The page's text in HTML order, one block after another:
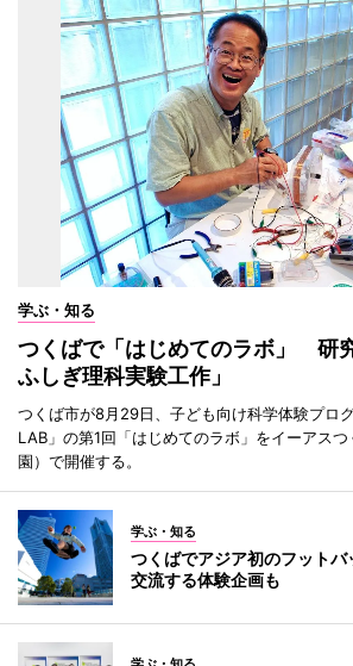
学ぶ・知る
つくばで「はじめてのラボ」 研
ふしぎ理科実験工作」
つくば市が8月29日、子ども向け科学体験プロ
LAB」の第1回「はじめてのラボ」をイーアス
園）で開催する。
学ぶ・知る
つくばでアジア初のフット
交流する体験企画も